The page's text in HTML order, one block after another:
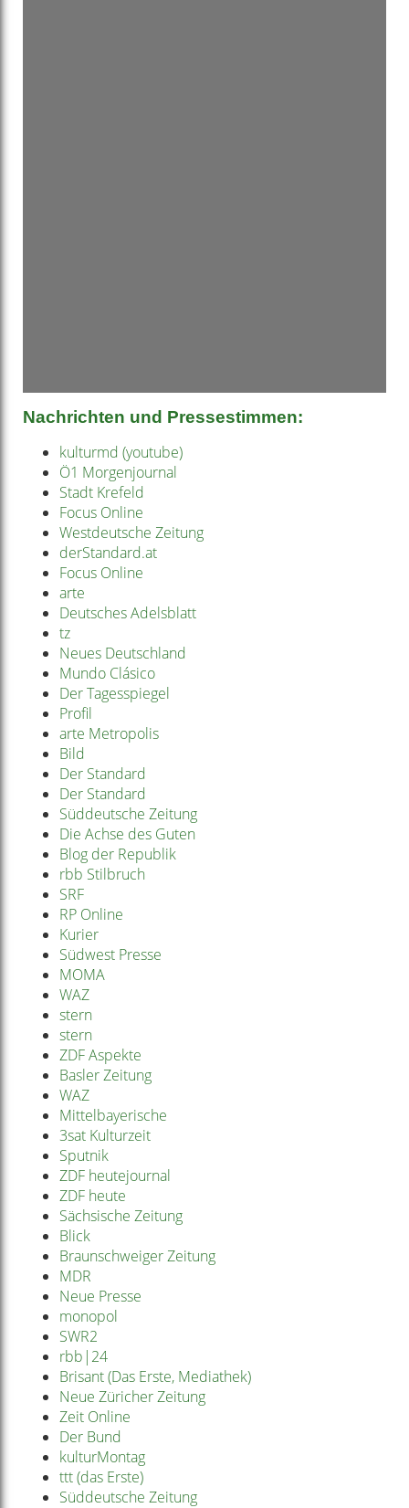
Nachrichten und Pressestimmen:
kulturmd (youtube)
Ö1 Morgenjournal
Stadt Krefeld
Focus Online
Westdeutsche Zeitung
derStandard.at
Focus Online
arte
Deutsches Adelsblatt
tz
Neues Deutschland
Mundo Clásico
Der Tagesspiegel
Profil
arte Metropolis
Bild
Der Standard
Der Standard
Süddeutsche Zeitung
Die Achse des Guten
Blog der Republik
rbb Stilbruch
SRF
RP Online
Kurier
Südwest Presse
MOMA
WAZ
stern
stern
ZDF Aspekte
Basler Zeitung
WAZ
Mittelbayerische
3sat Kulturzeit
Sputnik
ZDF heutejournal
ZDF heute
Sächsische Zeitung
Blick
Braunschweiger Zeitung
MDR
Neue Presse
monopol
SWR2
rbb|24
Brisant (Das Erste, Mediathek)
Neue Züricher Zeitung
Zeit Online
Der Bund
kulturMontag
ttt (das Erste)
Süddeutsche Zeitung